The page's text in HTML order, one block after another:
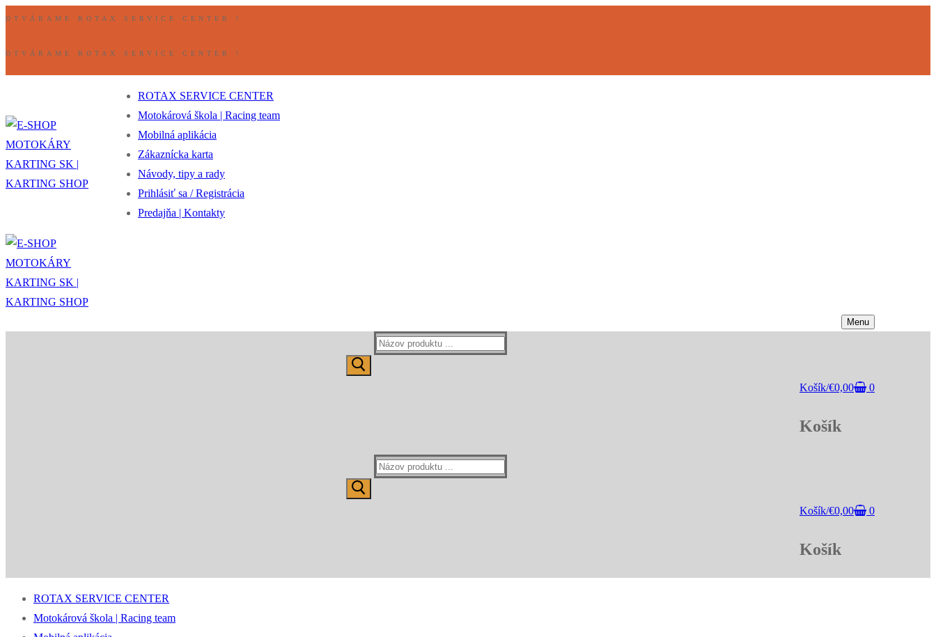
Preskočiť
obsah
Ponuka
Zavrieť
OTVÁRAME ROTAX SERVICE CENTER !
OTVÁRAME ROTAX SERVICE CENTER !
ROTAX SERVICE CENTER
Motokárová škola | Racing team
Mobilná aplikácia
Zákaznícka karta
Návody, tipy a rady
Prihlásiť sa / Registrácia
Predajňa | Kontakty
Menu
Hľadať:
Košík/€0,00 0
Košík
Hľadať:
Košík/€0,00 0
Košík
ROTAX SERVICE CENTER
Motokárová škola | Racing team